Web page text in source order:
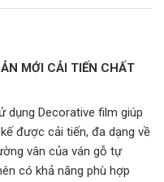
MỚI CẢI TIẾN CHẤT
dụng Decorative film giúp
được cải tiến, đa dạng về
vân của ván gỗ tự
có khả năng phù hợp